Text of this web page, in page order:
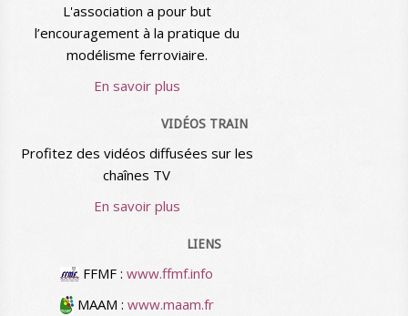
L'association a pour but
l’encouragement à la pratique du
modélisme ferroviaire.
En savoir plus
VIDÉOS TRAIN
Profitez des vidéos diffusées sur les
chaînes TV
En savoir plus
LIENS
FFMF : www.ffmf.info
MAAM : www.maam.fr